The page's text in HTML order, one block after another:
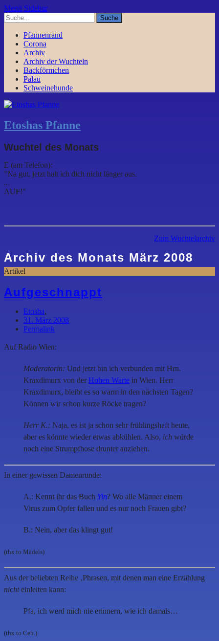
Menü Sidebar
Pfannenrand
Corona
Archiv
Archiv der Wuchteln
Backförmchen
Palau
Schweinehunde
Etoshas Pfanne
Wuchtel des Monats
E (am Telefon):
"Na gut, jetzt halt ich dich nicht länger aus.
...
AUF!"
Zum Wuchtelarchiv
Archiv des Monats März 2008
Artikel
Aufgeschnappt
Etosha,
31. März 2008
Permalink
Auf Radio Wien:
Moderatorin: Und jetzt bin ich verbunden mit Hrn.
Kraxdimurx von der Hohen Warte in Wien. Herr
Kraxdimurx, bleibt es so warm in den nächsten Tagen?
Können wir schon kurze Röcke tragen?
Herr K.: Naja, es ist ja schon sehr frühlingshaft heute,
aber es könnte wieder etwas abkühlen. Also, ich würde
noch eine Strumpfhose drunter anziehen.
In einer gewissen Damenrunde:
A.: Kennt ihr das Buch Yin? Wo alle Männer einem
Virus zum Opfer fallen und es nur noch Frauen gibt?
B.: Nein, aber das klingt gut!
(thx to Mädels)
Aus der beliebten Reihe ‚Phrasen, mit denen man eine Erzählung
nichteinleiten kann:
Pfa, ich werd mich nie erinnern, wie ich damals…
(thx to Ceh.)